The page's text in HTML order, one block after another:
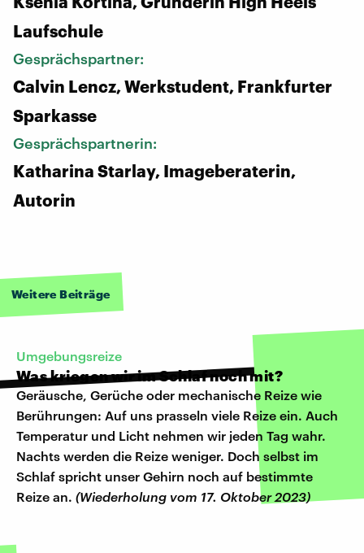
Laufschule
Gesprächspartner:
Calvin Lencz, Werkstudent, Frankfurter
Sparkasse
Gesprächspartnerin:
Katharina Starlay, Imageberaterin,
Autorin
Weitere Beiträge
Umgebungsreize
Was kriegen wir im Schlaf noch mit?
Geräusche, Gerüche oder mechanische Reize wie
Berührungen: Auf uns prasseln viele Reize ein. Auch
Temperatur und Licht nehmen wir jeden Tag wahr.
Nachts werden die Reize weniger. Doch selbst im
Schlaf spricht unser Gehirn noch auf bestimmte
Reize an. (Wiederholung vom 17. Oktober 2023)